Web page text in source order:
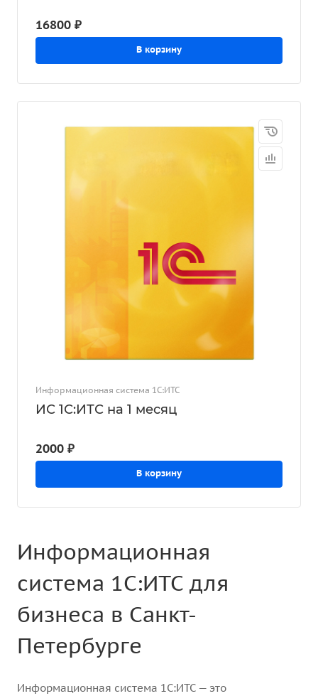
16800 ₽
В корзину
Информационная система 1С:ИТС
ИС 1С:ИТС на 1 месяц
2000 ₽
В корзину
Информационная
система 1С:ИТС для
бизнеса в Санкт-
Петербурге
Информационная система 1С:ИТС — это